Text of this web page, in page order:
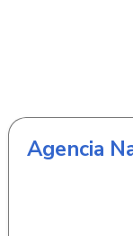
Agencia